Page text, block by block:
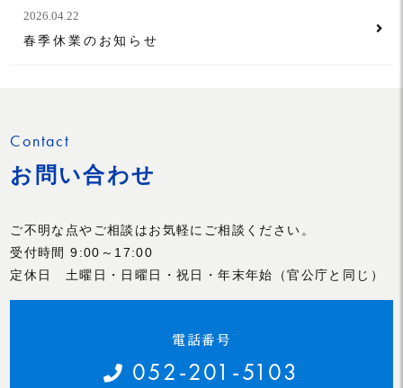
2026.04.22
春季休業のお知らせ
Contact
お問い合わせ
ご不明な点やご相談はお気軽にご相談ください。
受付時間 9:00～17:00
定休日 土曜日・日曜日・祝日・年末年始（官公庁と同じ）
電話番号
052-201-5103